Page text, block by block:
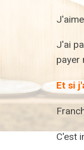
J'ai
payer
Et si
C'est